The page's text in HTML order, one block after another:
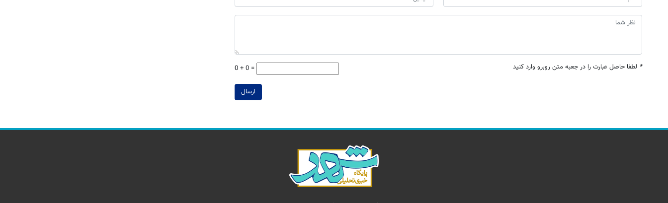
* لطفا حاصل عبارت را در جعبه متن روبرو وارد کنید 0 + 0 =
ارسال